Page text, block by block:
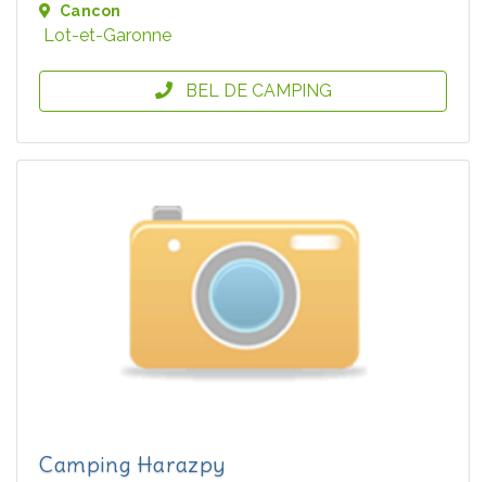
Cancon
Lot-et-Garonne
BEL DE CAMPING
Camping Harazpy